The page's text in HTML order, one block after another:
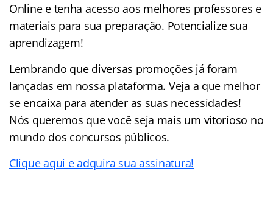
Online e tenha acesso aos melhores professores e
materiais para sua preparação. Potencialize sua
aprendizagem!
Lembrando que diversas promoções já foram
lançadas em nossa plataforma. Veja a que melhor
se encaixa para atender as suas necessidades!
Nós queremos que você seja mais um vitorioso no
mundo dos concursos públicos.
Clique aqui e adquira sua assinatura!